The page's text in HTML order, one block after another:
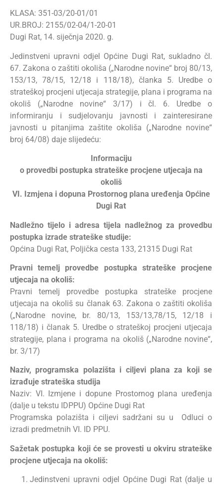
KLASA: 351-03/20-01/01
UR.BROJ: 2155/02-04/1-20-01
Dugi Rat, 14. siječnja 2020. g.
Jedinstveni upravni odjel Općine Dugi Rat, sukladno čl.
67. Zakona o zaštiti okoliša („Narodne novine“ broj 80/13,
153/13, 78/15, 12/18 i 118/18), članka 5. Uredbe o
strateškoj procjeni utjecaja strategije, plana i programa na
okoliš („Narodne novine“ 3/17) i čl. 6. Uredbe o
informiranju i sudjelovanju javnosti i zainteresirane
javnosti u pitanjima zaštite okoliša („Narodne novine“
broj 64/08) daje slijedeću:
Informaciju
o provedbi postupka strateške procjene utjecaja na
okoliš
VI. Izmjena i dopuna Prostornog plana uređenja Općine
Dugi Rat
Nadležno tijelo i adresa tijela nadležnog za provedbu
postupka izrade strateške studije:
Općina Dugi Rat, Poljička cesta 133, 21315 Dugi Rat
Pravni temelj provedbe postupka strateške procjene
utjecaja na okoliš:
Pravni temelj provedbe postupka strateške procjene
utjecaja na okoliš su članak 63. Zakona o zaštiti okoliša
(„Narodne novine, br. 80/13, 153/13,78/15, 12/18 i
118/18) i članak 5. Uredbe o strateškoj procjeni utjecaja
strategije, plana i programa na okoliš („Narodne novine“,
br. 3/17)
Naziv, programska polazišta i ciljevi plana za koji se
izrađuje strateška studija
Naziv: VI. Izmjene i dopune Prostornog plana uređenja
(dalje u tekstu IDPPU) Općine Dugi Rat
Programska polazišta i ciljevi sadržani su u Odluci o
izradi predmetnih VI. ID PPU.
Sažetak postupka koji će se provesti u okviru strateške
procjene utjecaja na okoliš:
Jedinstveni upravni odjel Općine Dugi Rat (dalje u